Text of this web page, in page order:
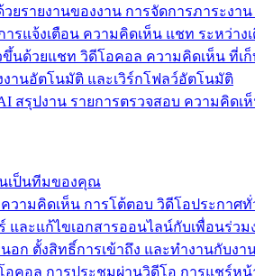
ยรายงานของงาน การจัดการภาระง
รแจ้งเตือน ความคิดเห็น แชท ระหว่าง
ขึ้นด้วยแชท วิดีโอคอล ความคิดเห็น ที่เ
งานอัตโนมัติ และเวิร์กโฟลว์อัตโนมัติ
สรุปงาน รายการตรวจสอบ ความคิดเ
เป็นทีมของคุณ
วามคิดเห็น การโต้ตอบ วิดีโอประกาศ
และแก้ไขเอกสารออนไลน์กับเพื่อนร่ว
อก ตั้งสิทธิ์การเข้าถึง และทำงานกับงา
คอล การประชุมผ่านวิดีโอ การแชร์ห